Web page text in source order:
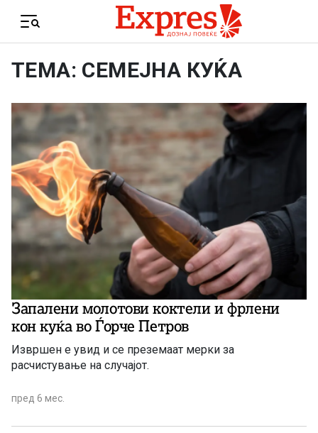
Menu
ТЕМА: СЕМЕЈНА КУЌА
Запалени молотови коктели и фрлени
кон куќа во Ѓорче Петров
Извршен е увид и се преземаат мерки за
расчистување на случајот.
пред 6 мес.